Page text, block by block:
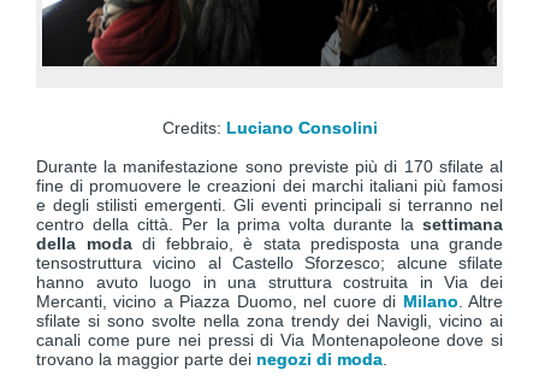
Credits: Luciano Consolini
Durante la manifestazione sono previste più di 170 sfilate al
fine di promuovere le creazioni dei marchi italiani più famosi
e degli stilisti emergenti. Gli eventi principali si terranno nel
centro della città. Per la prima volta durante la settimana
della moda di febbraio, è stata predisposta una grande
tensostruttura vicino al Castello Sforzesco; alcune sfilate
hanno avuto luogo in una struttura costruita in Via dei
Mercanti, vicino a Piazza Duomo, nel cuore di Milano . Altre
sfilate si sono svolte nella zona trendy dei Navigli, vicino ai
canali come pure nei pressi di Via Montenapoleone dove si
trovano la maggior parte dei negozi di moda